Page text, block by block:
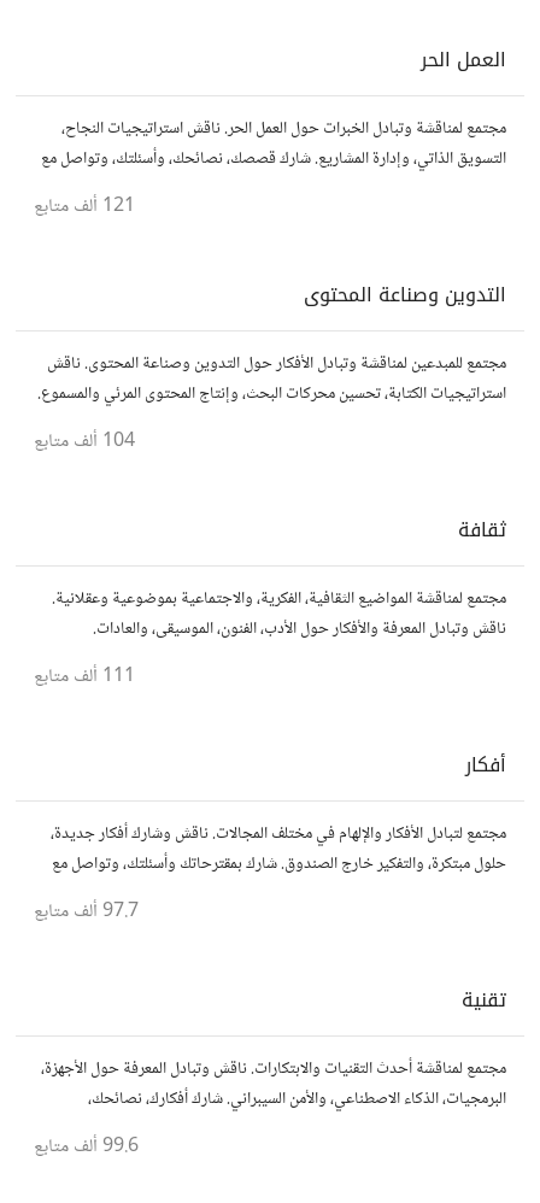
العمل الحر
مجتمع لمناقشة وتبادل الخبرات حول العمل الحر. ناقش استراتيجيات النجاح،
التسويق الذاتي، وإدارة المشاريع. شارك قصصك، نصائحك، وأسئلتك، وتواصل مع
121 ألف متابع
التدوين وصناعة المحتوى
مجتمع للمبدعين لمناقشة وتبادل الأفكار حول التدوين وصناعة المحتوى. ناقش
استراتيجيات الكتابة، تحسين محركات البحث، وإنتاج المحتوى المرئي والمسموع.
104 ألف متابع
ثقافة
مجتمع لمناقشة المواضيع الثقافية، الفكرية، والاجتماعية بموضوعية وعقلانية.
ناقش وتبادل المعرفة والأفكار حول الأدب، الفنون، الموسيقى، والعادات.
111 ألف متابع
أفكار
مجتمع لتبادل الأفكار والإلهام في مختلف المجالات. ناقش وشارك أفكار جديدة،
حلول مبتكرة، والتفكير خارج الصندوق. شارك بمقترحاتك وأسئلتك، وتواصل مع
97.7 ألف متابع
تقنية
مجتمع لمناقشة أحدث التقنيات والابتكارات. ناقش وتبادل المعرفة حول الأجهزة،
البرمجيات، الذكاء الاصطناعي، والأمن السيبراني. شارك أفكارك، نصائحك،
99.6 ألف متابع